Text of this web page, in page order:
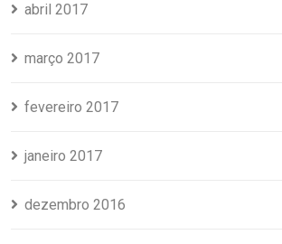
abril 2017
março 2017
fevereiro 2017
janeiro 2017
dezembro 2016